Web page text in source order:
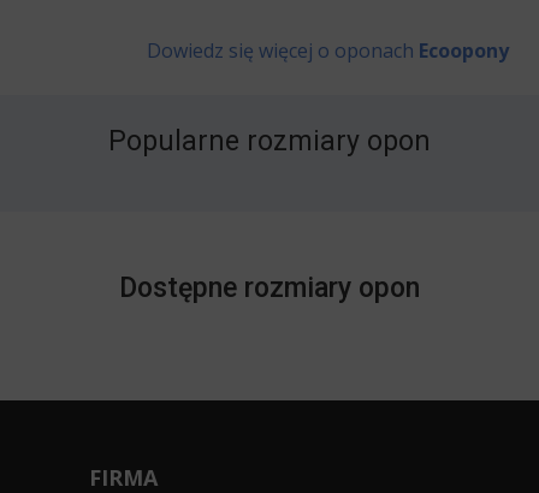
Dowiedz się więcej o oponach Ecoopony
Popularne rozmiary opon
Dostępne rozmiary opon
FIRMA